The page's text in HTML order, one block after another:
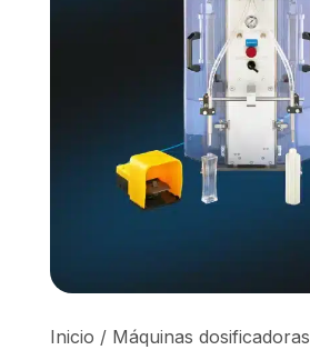
Inicio / Máquinas dosificadoras